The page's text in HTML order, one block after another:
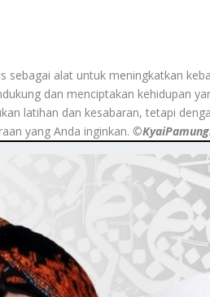
sebagai alat untuk meningkatkan
dan menciptakan kehidupan
latihan dan kesabaran, tetapi
yang Anda inginkan.